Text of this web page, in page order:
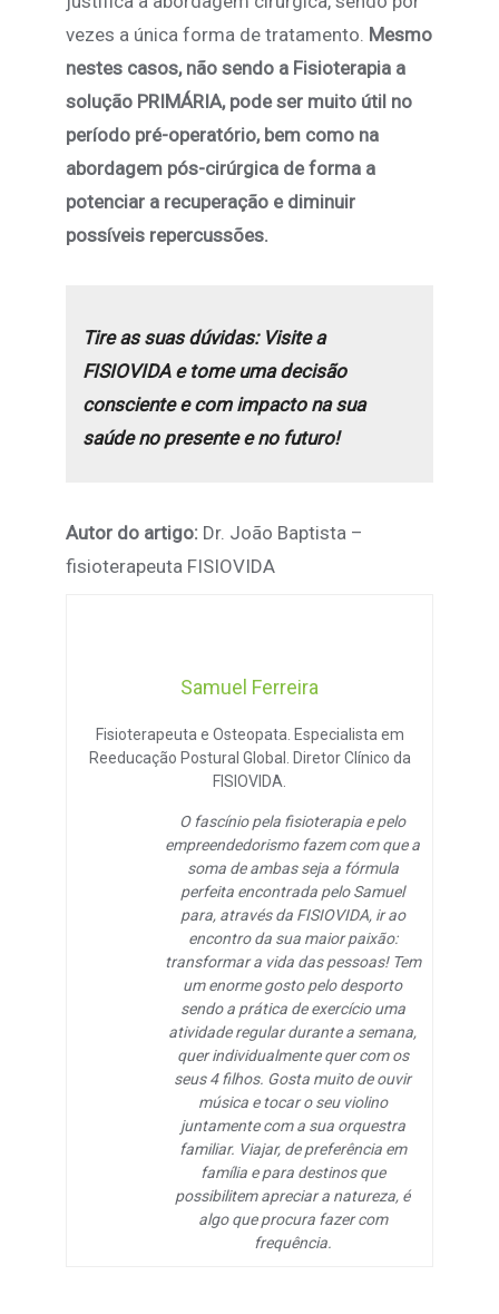
vezes a única forma de tratamento. Mesmo
nestes casos, não sendo a Fisioterapia a
solução PRIMÁRIA, pode ser muito útil no
período pré-operatório, bem como na
abordagem pós-cirúrgica de forma a
potenciar a recuperação e diminuir
possíveis repercussões.
Tire as suas dúvidas: Visite a
FISIOVIDA e tome uma decisão
consciente e com impacto na sua
saúde no presente e no futuro!
Autor do artigo: Dr. João Baptista –
fisioterapeuta FISIOVIDA
Samuel Ferreira
Fisioterapeuta e Osteopata. Especialista em
Reeducação Postural Global. Diretor Clínico da
FISIOVIDA.
O fascínio pela fisioterapia e pelo
empreendedorismo fazem com que a
soma de ambas seja a fórmula
perfeita encontrada pelo Samuel
para, através da FISIOVIDA, ir ao
encontro da sua maior paixão:
transformar a vida das pessoas! Tem
um enorme gosto pelo desporto
sendo a prática de exercício uma
atividade regular durante a semana,
quer individualmente quer com os
seus 4 filhos. Gosta muito de ouvir
música e tocar o seu violino
juntamente com a sua orquestra
familiar. Viajar, de preferência em
família e para destinos que
possibilitem apreciar a natureza, é
algo que procura fazer com
frequência.